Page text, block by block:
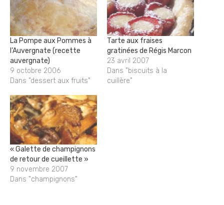
La Pompe aux Pommes à
l’Auvergnate (recette
auvergnate)
9 octobre 2006
Dans "dessert aux fruits"
Tarte aux fraises
gratinées de Régis Marcon
23 avril 2007
Dans "biscuits à la
cuillère"
« Galette de champignons
de retour de cueillette »
9 novembre 2007
Dans "champignons"